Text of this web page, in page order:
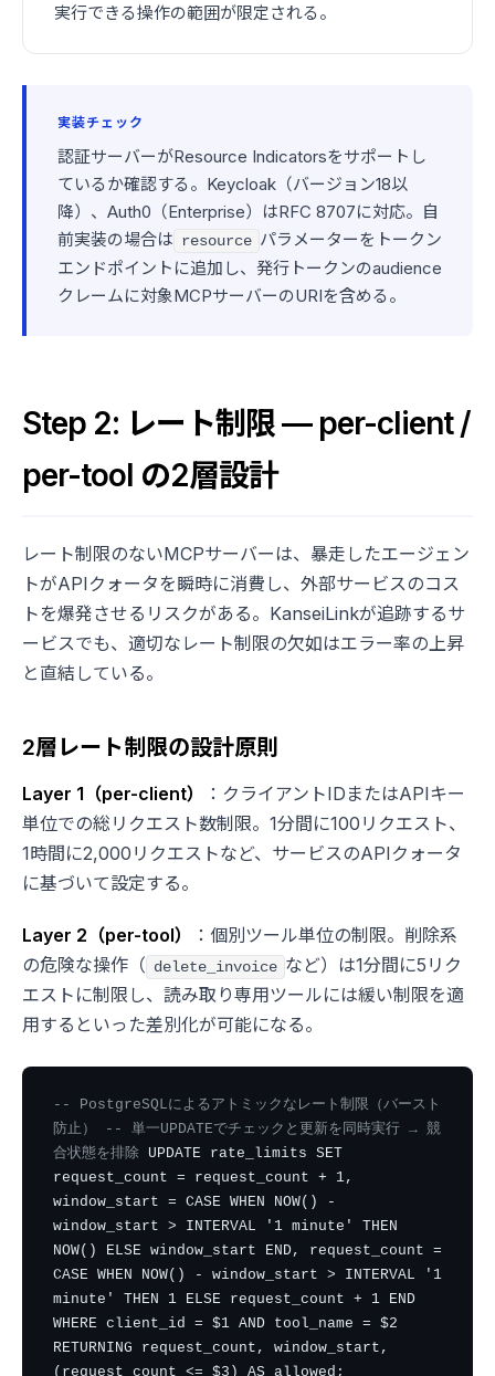
実行できる操作の範囲が限定される。
実装チェック
認証サーバーがResource Indicatorsをサポートし
ているか確認する。Keycloak（バージョン18以
降）、Auth0（Enterprise）はRFC 8707に対応。自
前実装の場合は resource パラメーターをトークン
エンドポイントに追加し、発行トークンのaudience
クレームに対象MCPサーバーのURIを含める。
Step 2: レート制限 — per-client /
per-tool の2層設計
レート制限のないMCPサーバーは、暴走したエージェン
トがAPIクォータを瞬時に消費し、外部サービスのコス
トを爆発させるリスクがある。KanseiLinkが追跡するサ
ービスでも、適切なレート制限の欠如はエラー率の上昇
と直結している。
2層レート制限の設計原則
Layer 1（per-client）
：クライアントIDまたはAPIキー
単位での総リクエスト数制限。1分間に100リクエスト、
1時間に2,000リクエストなど、サービスのAPIクォータ
に基づいて設定する。
Layer 2（per-tool）
：個別ツール単位の制限。削除系
の危険な操作（ delete_invoice など）は1分間に5リク
エストに制限し、読み取り専用ツールには緩い制限を適
用するといった差別化が可能になる。
-- PostgreSQLによるアトミックなレート制限（バースト
防止）
-- 単一UPDATEでチェックと更新を同時実行 → 競
合状態を排除 UPDATE rate_limits SET
request_count = request_count + 1,
window_start = CASE WHEN NOW() -
window_start > INTERVAL '1 minute' THEN
NOW() ELSE window_start END, request_count =
CASE WHEN NOW() - window_start > INTERVAL '1
minute' THEN 1 ELSE request_count + 1 END
WHERE client_id = $1 AND tool_name = $2
RETURNING request_count, window_start,
(request_count <= $3) AS allowed;